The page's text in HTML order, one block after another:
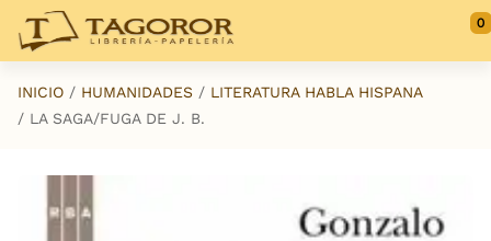
Saltar al contenido principal
0
INICIO HUMANIDADES
LITERATURA HABLA HISPANA
LA SAGA/FUGA DE J. B.